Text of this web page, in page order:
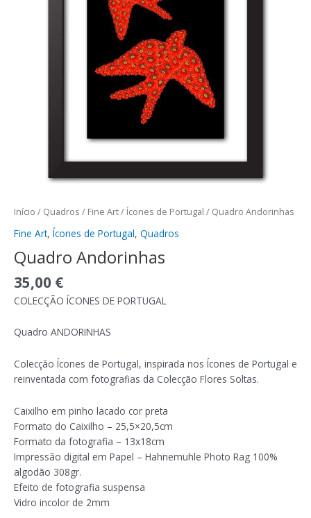
Início / Quadros / Fine Art/ Ícones de Portugal / Quadro Andorinhas
Fine Art, Ícones de Portugal, Quadros
Quadro Andorinhas
35,00 €
COLECÇÃO ÍCONES DE PORTUGAL
Quadro ANDORINHAS
Colecção Ícones de Portugal, inspirada nos Ícones de Portugal e
reinventada com fotografias da Colecção Flores Soltas.
Caixilho em pinho lacado cor preta
Formato do Caixilho – 25,5×20,5cm
Formato da fotografia – 13x18cm
Impressão digital em Papel – Hahnemuhle Photo Rag 100%
algodão 308gr.
Efeito de fotografia suspensa
Vidro incolor de 2mm